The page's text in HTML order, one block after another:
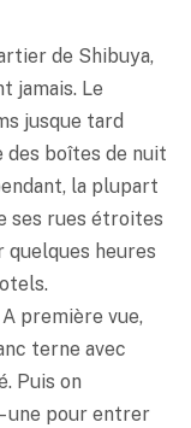
de Shibuya,
jamais. Le
jusque tard
des boîtes de nuit
la plupart
ses rues étroites
quelques heures
première vue,
terne avec
Puis on
une pour entrer